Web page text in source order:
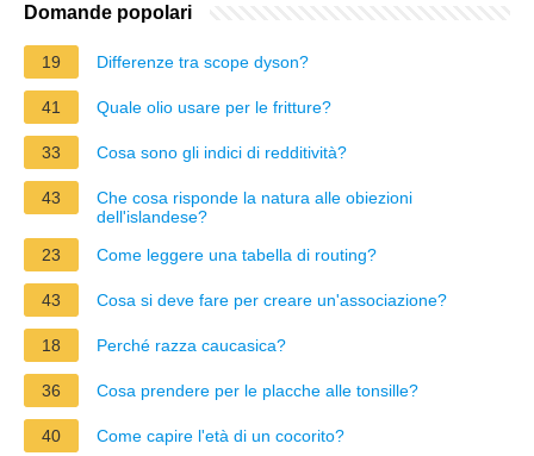
Domande popolari
19 Differenze tra scope dyson?
41 Quale olio usare per le fritture?
33 Cosa sono gli indici di redditività?
43
Che cosa risponde la natura alle obiezioni
dell'islandese?
23
Come leggere una tabella di routing?
43 Cosa si deve fare per creare un'associazione?
18 Perché razza caucasica?
36 Cosa prendere per le placche alle tonsille?
40 Come capire l'età di un cocorito?